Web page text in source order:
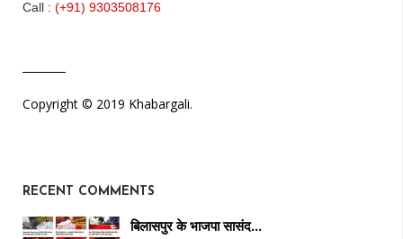
Call : (+91) 9303508176
Copyright © 2019 Khabargali.
RECENT COMMENTS
बिलासपुर के भाजपा सासंद…